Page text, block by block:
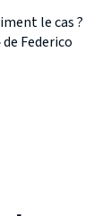
le cas ?
Federico